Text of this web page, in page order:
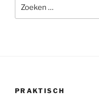
naar:
PRAKTISCH